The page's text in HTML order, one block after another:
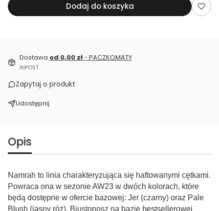
Dodaj do koszyka
Dostawa od 0,00 zł- PACZKOMATY
INPOST
Zapytaj o produkt
Udostępnij
Opis
Namrah to linia charakteryzująca się haftowanymi cętkami.
Powraca ona w sezonie AW23 w dwóch kolorach, które
będą dostępne w ofercie bazowej: Jer (czarny) oraz Pale
Blush (jasny róż). Biustonosz na bazie bestsellerowej